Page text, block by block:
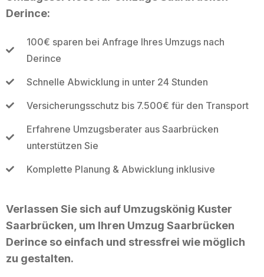
Derince:
100€ sparen bei Anfrage Ihres Umzugs nach
Derince
Schnelle Abwicklung in unter 24 Stunden
Versicherungsschutz bis 7.500€ für den Transport
Erfahrene Umzugsberater aus Saarbrücken
unterstützen Sie
Komplette Planung & Abwicklung inklusive
Verlassen Sie sich auf Umzugskönig Kuster
Saarbrücken, um Ihren Umzug Saarbrücken
Derince so einfach und stressfrei wie möglich
zu gestalten.